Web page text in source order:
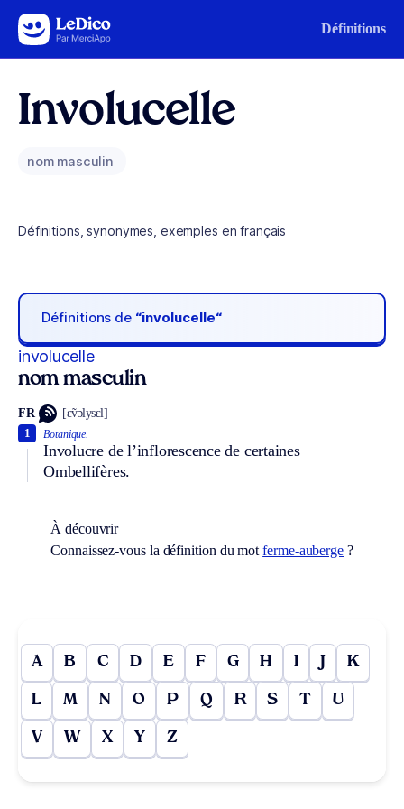
Aller au contenu Définitions
Involucelle
nom masculin
Définitions, synonymes, exemples en français
Définitions de “involucelle“
involucelle
nom masculin
FR [ɛ̃vɔlysɛl]
Botanique.
Involucre de l’inflorescence de certaines
Ombellifères.
1
À découvrir
Connaissez-vous la définition du motferme-auberge ?
A B C D E F G H I J K
L M N O P Q R S T U
V W X Y Z